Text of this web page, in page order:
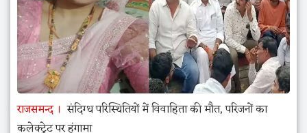
राजसमन्द
संदिग्ध परिस्थितियों में विवाहिता की मौत, परिजनों का
कलेक्ट्रेट पर हंगामा